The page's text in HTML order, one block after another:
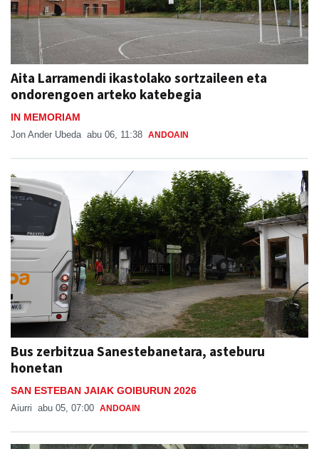
Aita Larramendi ikastolako sortzaileen eta
ondorengoen arteko katebegia
IN MEMORIAM
Jon Ander Ubeda abu 06, 11:38 ANDOAIN
Bus zerbitzua Sanestebanetara, asteburu
honetan
SAN ESTEBAN JAIAK GOIBURUN 2026
Aiurri abu 05, 07:00 ANDOAIN